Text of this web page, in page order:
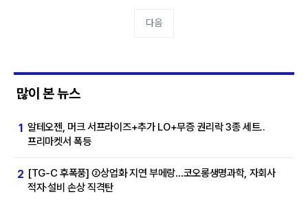
다음
많이 본 뉴스
1 알테오젠, 머크 서프라이즈+추가 LO+무증 권리락 3종 세트..
프리마켓서 폭등
2 [TG-C 후폭풍] ②상업화 지연 부메랑…코오롱생명과학, 자회사
적자·설비 손상 직격탄